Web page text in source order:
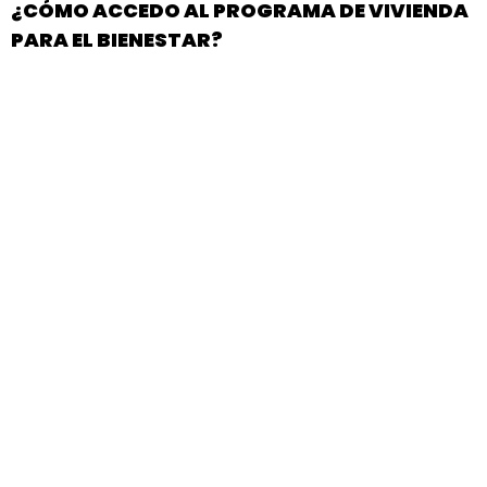
¿CÓMO ACCEDO AL PROGRAMA DE VIVIENDA
PARA EL BIENESTAR?